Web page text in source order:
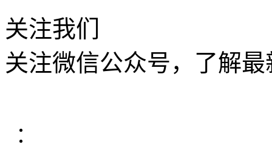
关注我们
关注微信公众号，了解